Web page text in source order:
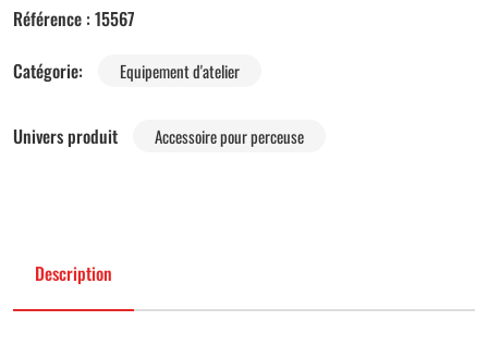
Référence : 15567
Catégorie:
Equipement d'atelier
Univers produit Accessoire pour perceuse
Description